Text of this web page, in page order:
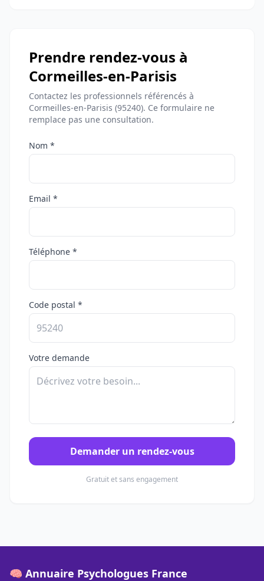
Prendre rendez-vous à
Cormeilles-en-Parisis
Contactez les professionnels référencés à
Cormeilles-en-Parisis (95240). Ce formulaire ne
remplace pas une consultation.
Nom *
Email *
Téléphone *
Code postal *
Votre demande
Demander un rendez-vous
Gratuit et sans engagement
🧠 Annuaire Psychologues France